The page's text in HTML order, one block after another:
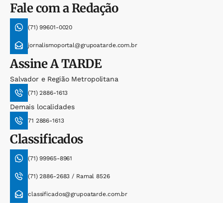
Fale com a Redação
(71) 99601-0020
jornalismoportal@grupoatarde.com.br
AssineA TARDE
Salvador e Região Metropolitana
(71) 2886-1613
Demais localidades
71 2886-1613
Classificados
(71) 99965-8961
(71) 2886-2683 / Ramal 8526
classificados@grupoatarde.com.br